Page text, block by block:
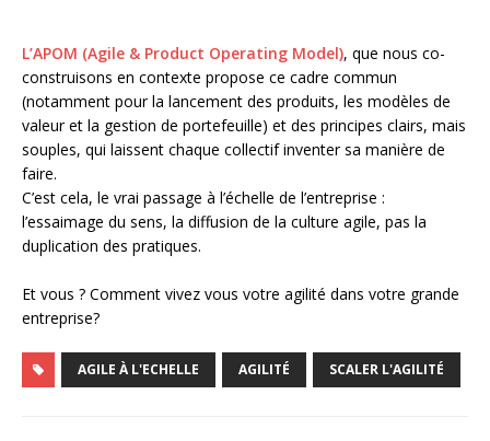
L’APOM (Agile & Product Operating Model), que nous co-
construisons en contexte propose ce cadre commun
(notamment pour la lancement des produits, les modèles de
valeur et la gestion de portefeuille) et des principes clairs, mais
souples, qui laissent chaque collectif inventer sa manière de
faire.
C’est cela, le vrai passage à l’échelle de l’entreprise :
l’essaimage du sens, la diffusion de la culture agile, pas la
duplication des pratiques.
Et vous ? Comment vivez vous votre agilité dans votre grande
entreprise?
AGILE À L'ECHELLE AGILITÉ SCALER L'AGILITÉ